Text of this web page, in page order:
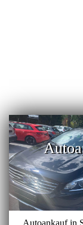
Autoankauf in